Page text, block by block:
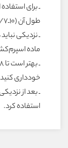
طول آن (۱۰ـ۵/۷ cm) به‌داخل واژن وارد کنيد.
ـ نزديکى
ماده
خوددارى
ـ بعد از
استفاده کرد.